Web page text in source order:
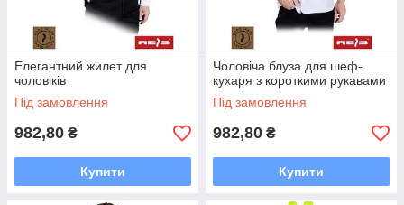
Елегантний жилет для
чоловіків
Під замовлення
982,80 ₴
Купити
Чоловіча блуза для шеф-
кухаря з короткими рукавами
Під замовлення
982,80 ₴
Купити